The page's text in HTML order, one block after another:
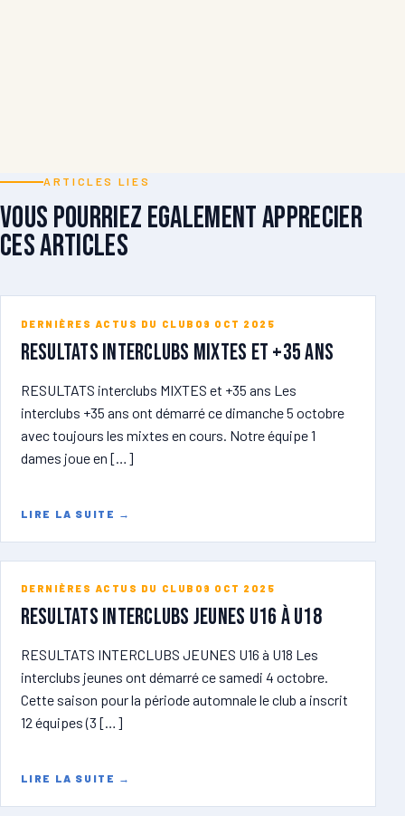
ARTICLES LIES
Vous pourriez egalement apprecier
ces articles
DERNIÈRES ACTUS DU CLUB 09 OCT 2025
RESULTATS Interclubs MIXTES et +35 ans
RESULTATS interclubs MIXTES et +35 ans Les
interclubs +35 ans ont démarré ce dimanche 5 octobre
avec toujours les mixtes en cours. Notre équipe 1
dames joue en […]
LIRE LA SUITE →
DERNIÈRES ACTUS DU CLUB 09 OCT 2025
RESULTATS INTERCLUBS JEUNES U16 à U18
RESULTATS INTERCLUBS JEUNES U16 à U18 Les
interclubs jeunes ont démarré ce samedi 4 octobre.
Cette saison pour la période automnale le club a inscrit
12 équipes (3 […]
LIRE LA SUITE →